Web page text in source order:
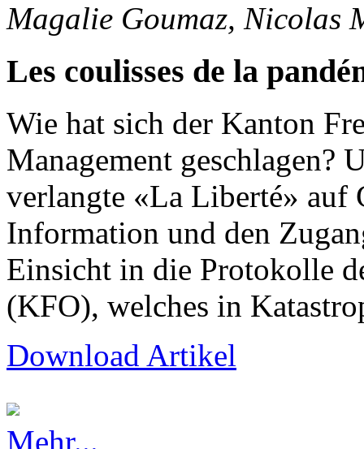
Magalie Goumaz, Nicolas
Les coulisses de la
Wie hat sich der Kanton
Management geschlagen?
verlangte «La Liberté» auf
Information und den
Einsicht in die Protokolle
(KFO), welches in
Download Artikel
Mehr...